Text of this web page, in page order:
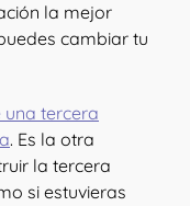
la mejor
cambiar tu
una tercera
. Es la otra
la tercera
si estuvieras